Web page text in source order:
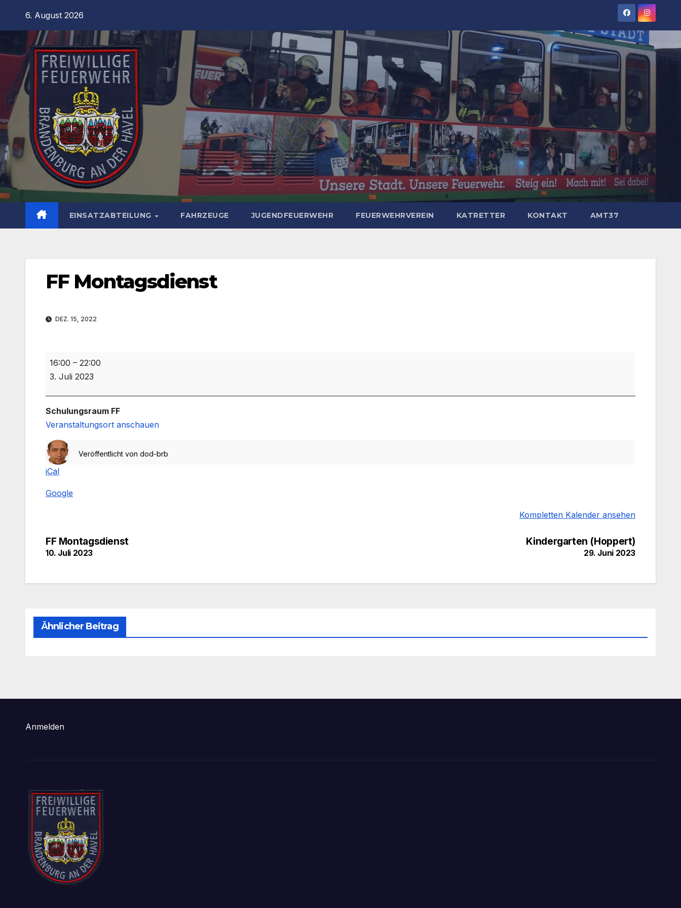
6. August 2026
EINSATZABTEILUNG FAHRZEUGE JUGENDFEUERWEHR FEUERWEHRVEREIN KATRETTER KONTAKT AMT37
FF Montagsdienst
DEZ. 15, 2022
FF
Montagsdienst
16:00 – 22:00
3. Juli 2023
Schulungsraum FF
Veranstaltungsort anschauen
Veröffentlicht von dod-brb
iCal
Google
Kompletten Kalender ansehen
Beitragsnavigation Kindergarten (Hoppert)
29. Juni 2023
FF Montagsdienst
10. Juli 2023
Ähnlicher Beitrag
Anmelden